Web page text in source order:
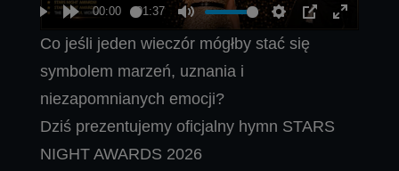
Co jeśli jeden wieczór mógłby stać się
symbolem marzeń, uznania i
niezapomnianych emocji?
Dziś prezentujemy oficjalny hymn STARS
NIGHT AWARDS 2026